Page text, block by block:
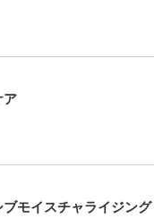
ア
モイスチャライジング